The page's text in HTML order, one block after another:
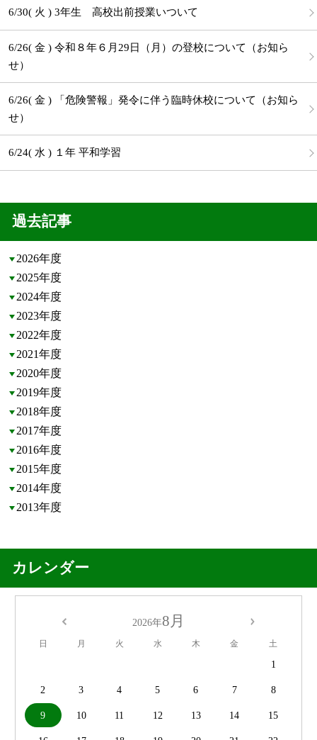
6/30( 火 ) 3年生 高校出前授業いついて
6/26( 金 ) 令和８年６月29日（月）の登校について（お知ら
せ）
6/26( 金 ) 「危険警報」発令に伴う臨時休校について（お知ら
せ）
6/24( 水 ) １年 平和学習
過去記事
2026年度
2025年度
2024年度
2023年度
2022年度
2021年度
2020年度
2019年度
2018年度
2017年度
2016年度
2015年度
2014年度
2013年度
カレンダー
2026年8月
日 月 火 水 木 金 土
1
2 3 4 5 6 7 8
9 10 11 12 13 14 15